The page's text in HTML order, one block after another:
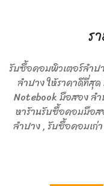
ร
รับซื้อคอมพิวเตอร์ลำป
ลำปาง ให้ราคาดีที่สุ
Notebook มือสอง ล
หาร้านรับซื้อคอมมือ
ลำปาง , รับซื้อคอมเก่